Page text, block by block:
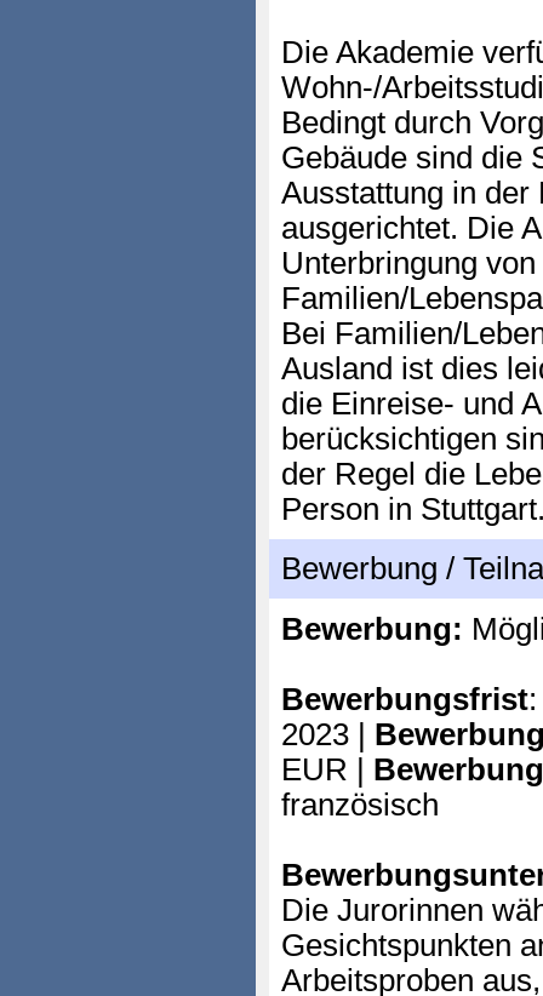
Die Akademie
Wohn-/
Bedingt durch
Gebäude sind die
Ausstattung in der
ausgerichtet. Die
Unterbringung von
Familien/
Bei Familien/
Ausland ist dies
die Einreise- und
berücksichtigen
der Regel die
Person in
Bewerbung /
Bewerbung:
Bewerbungsfrist
2023 |
EUR |
französisch
Die Jurorinnen
Gesichtspunkten
Arbeitsproben